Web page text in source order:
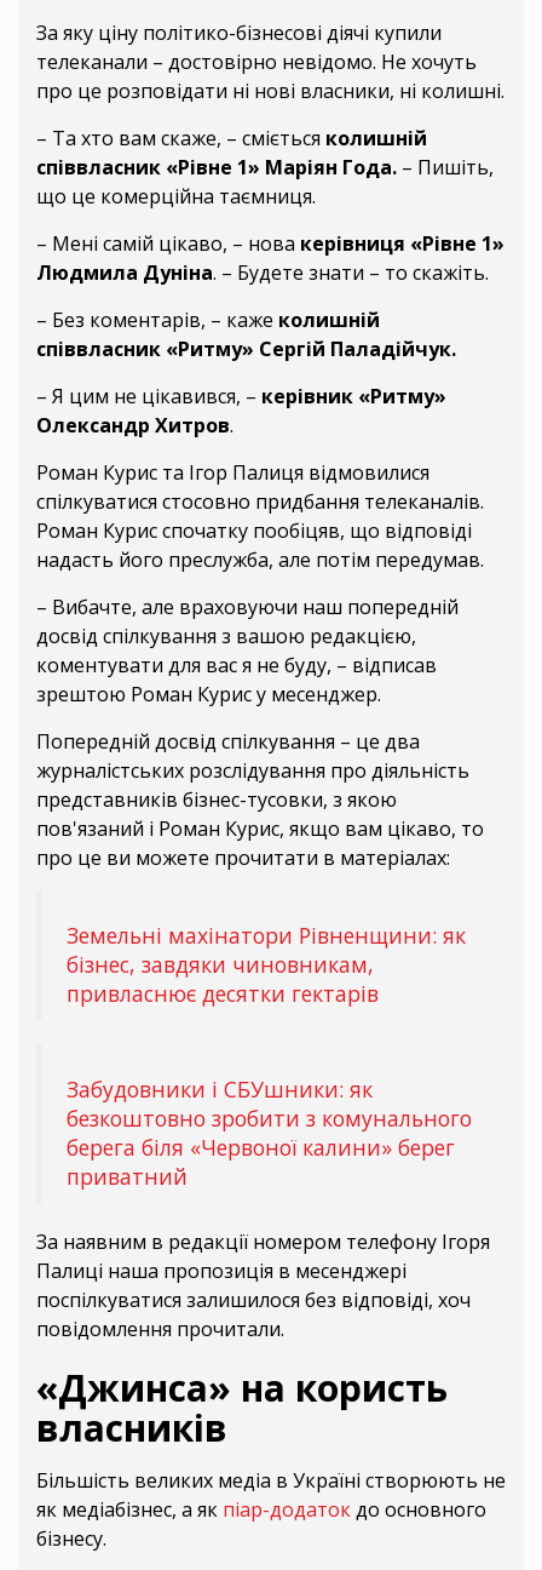
За яку ціну політико-бізнесові діячі купили
телеканали – достовірно невідомо. Не хочуть
про це розповідати ні нові власники, ні колишні.
– Та хто вам скаже, – сміється колишній
співвласник «Рівне 1» Маріян Года. – Пишіть,
що це комерційна таємниця.
– Мені самій цікаво, – нова керівниця «Рівне 1»
Людмила Дуніна. – Будете знати – то скажіть.
– Без коментарів, – каже колишній
співвласник «Ритму» Сергій Паладійчук.
– Я цим не цікавився, – керівник «Ритму»
Олександр Хитров.
Роман Курис та Ігор Палиця відмовилися
спілкуватися стосовно придбання телеканалів.
Роман Курис спочатку пообіцяв, що відповіді
надасть його преслужба, але потім передумав.
– Вибачте, але враховуючи наш попередній
досвід спілкування з вашою редакцією,
коментувати для вас я не буду, – відписав
зрештою Роман Курис у месенджер.
Попередній досвід спілкування – це два
журналістських розслідування про діяльність
представників бізнес-тусовки, з якою
пов'язаний і Роман Курис, якщо вам цікаво, то
про це ви можете прочитати в матеріалах:
Земельні махінатори Рівненщини: як
бізнес, завдяки чиновникам,
привласнює десятки гектарів
Забудовники і СБУшники: як
безкоштовно зробити з комунального
берега біля «Червоної калини» берег
приватний
За наявним в редакції номером телефону Ігоря
Палиці наша пропозиція в месенджері
поспілкуватися залишилося без відповіді, хоч
повідомлення прочитали.
«Джинса» на користь
власників
Більшість великих медіа в Україні створюють не
як медіабізнес, а як піар-додатокдо основного
бізнесу.